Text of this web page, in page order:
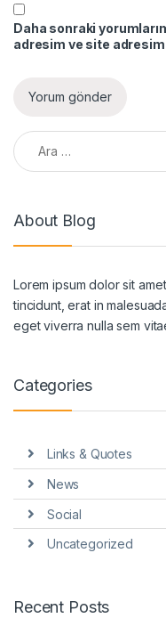
Daha sonraki
adresim ve site adresim
Arama:
About Blog
Lorem ipsum dolor sit
tincidunt, erat in
eget viverra nulla sem
Categories
Links & Quotes
News
Social
Uncategorized
Recent Posts